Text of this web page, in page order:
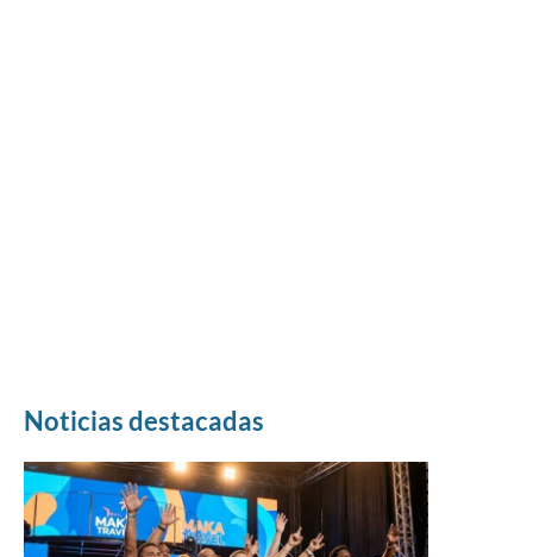
Noticias destacadas